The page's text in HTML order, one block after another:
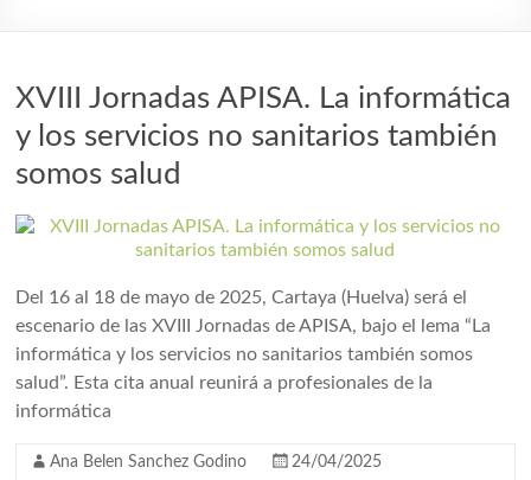
XVIII Jornadas APISA. La informática
y los servicios no sanitarios también
somos salud
Del 16 al 18 de mayo de 2025, Cartaya (Huelva) será el
escenario de las XVIII Jornadas de APISA, bajo el lema “La
informática y los servicios no sanitarios también somos
salud”. Esta cita anual reunirá a profesionales de la
informática
Ana Belen Sanchez Godino 24/04/2025